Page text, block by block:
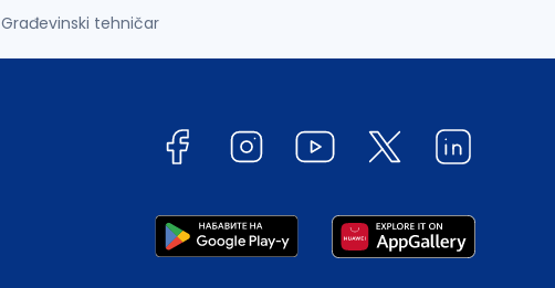
Građevinski tehničar